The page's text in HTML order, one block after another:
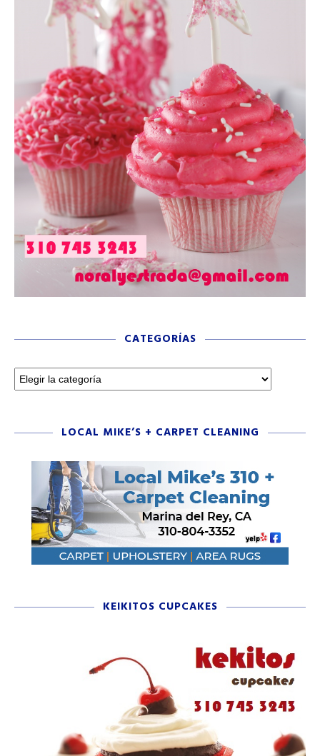
CATEGORÍAS
LOCAL MIKE’S + CARPET CLEANING
KEIKITOS CUPCAKES